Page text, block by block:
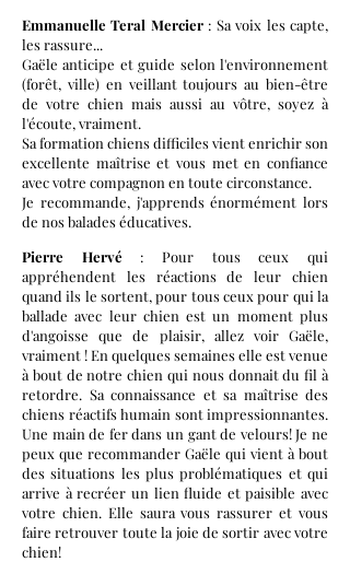
Emmanuelle Teral Mercier : Sa voix les capte,
les rassure...
Gaële anticipe et guide selon l'environnement
(forêt, ville) en veillant toujours au bien-être
de votre chien mais aussi au vôtre, soyez à
l'écoute, vraiment.
Sa formation chiens difficiles vient enrichir son
excellente maîtrise et vous met en confiance
avec votre compagnon en toute circonstance.
Je recommande, j'apprends énormément lors
de nos balades éducatives.
Pierre Hervé : Pour tous ceux qui
appréhendent les réactions de leur chien
quand ils le sortent, pour tous ceux pour qui la
ballade avec leur chien est un moment plus
d'angoisse que de plaisir, allez voir Gaële,
vraiment ! En quelques semaines elle est venue
à bout de notre chien qui nous donnait du fil à
retordre. Sa connaissance et sa maîtrise des
chiens réactifs humain sont impressionnantes.
Une main de fer dans un gant de velours! Je ne
peux que recommander Gaële qui vient à bout
des situations les plus problématiques et qui
arrive à recréer un lien fluide et paisible avec
votre chien. Elle saura vous rassurer et vous
faire retrouver toute la joie de sortir avec votre
chien!